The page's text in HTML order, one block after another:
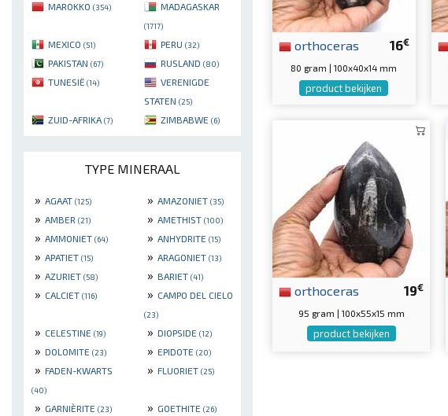
MAROKKO (354) MADAGASKAR
(1717)
MEXICO (51) PERU (32)
PAKISTAN (67) RUSLAND (80)
TUNESIË (14)
VERENIGDE
STATEN (25)
ZUID-AFRIKA (7) ZIMBABWE (6)
TYPE MINERAAL
» AGAAT (125) » AMAZONIET (35)
» AMBER (21) » AMETHIST (100)
» AMMONIET (64) » ANHYDRITE (15)
» APATIET (15) » ARAGONIET (13)
» AZURIET (58) » BARIET (41)
» CALCIET (116) » CAMPO DEL CIELO
(23)
» CELESTINE (19) » DIOPSIDE (12)
» DOLOMITE (23) » EPIDOTE (20)
» FADEN-KWARTS
(40)
» FLUORIET (25)
» GARNIÈRITE (23) » GOETHITE (26)
16€
orthoceras
80 gram | 100x40x14 mm
product bekijken
19€
orthoceras
95 gram | 100x55x15 mm
product bekijken